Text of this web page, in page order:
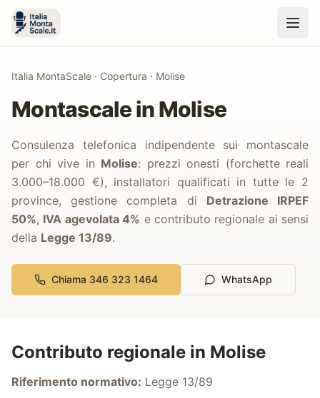
Italia MontaScale · Copertura · Molise
Montascale inMolise
Consulenza telefonica indipendente sui montascale
per chi vive in Molise: prezzi onesti (forchette reali
3.000–18.000 €), installatori qualificati in tutte le 2
province,
gestione completa di Detrazione IRPEF
50%, IVA agevolata 4% e contributo regionale ai sensi
della Legge 13/89.
Chiama 346 323 1464 WhatsApp
Contributo regionale in Molise
Riferimento normativo: Legge 13/89